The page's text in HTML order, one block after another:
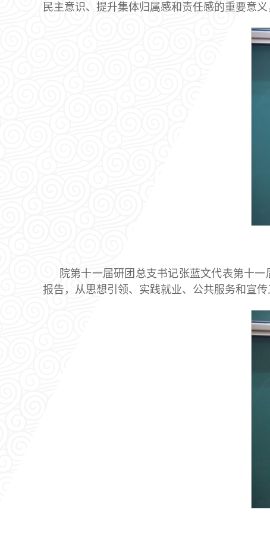
民主意识、提升集体归属感和责任感的重要意
院第十一届研团总支书记张蓝文代表第十
报告，从思想引领、实践就业、公共服务和宣